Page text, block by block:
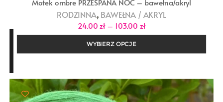
Motek ombre PRZESPANA NOC – bawełna/akryl
RODZINNA, BAWEŁNA / AKRYL
24,00 zł – 103,00 złZakres
cen:
do
WYBIERZ OPCJE